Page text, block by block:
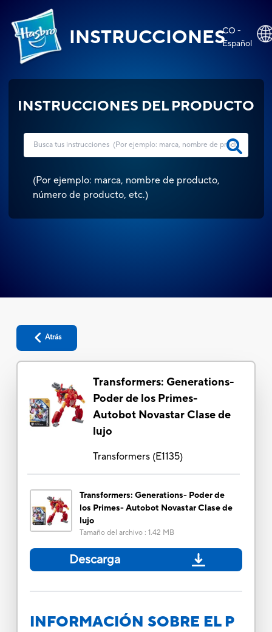
INSTRUCCIONESCO -
Español
INSTRUCCIONES DEL PRODUCTO
(Por ejemplo: marca, nombre de producto,
número de producto, etc.)
Atrás
Transformers: Generations-
Poder de los Primes-
Autobot Novastar Clase de
lujo
Transformers(E1135)
Transformers: Generations- Poder de
los Primes- Autobot Novastar Clase de
lujo
Tamaño del archivo: 1.42 MB
Descarga
INFORMACIÓN SOBRE EL P